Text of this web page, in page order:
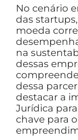
No cenário
das
moeda
na
dessas
dessa
destacar a
Jurídica
chave para